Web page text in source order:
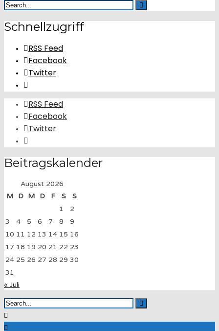
Schnellzugriff
RSS Feed
Facebook
Twitter
RSS Feed
Facebook
Twitter
Beitragskalender
August 2026
M
D M D F S
S
1
2
3
4 5 6 7 8
9
10 11 12 13 14 15 16
17 18 19 20 21 22 23
24 25 26 27 28 29 30
31
« Juli